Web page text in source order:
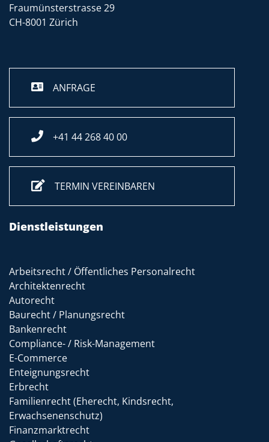
Fraumünsterstrasse 29
CH-8001 Zürich
ANFRAGE
+41 44 268 40 00
TERMIN VEREINBAREN
Dienstleistungen
Arbeitsrecht / Öffentliches Personalrecht
Architektenrecht
Autorecht
Baurecht / Planungsrecht
Bankenrecht
Compliance- / Risk-Management
E-Commerce
Enteignungsrecht
Erbrecht
Familienrecht (Eherecht, Kindsrecht,
Erwachsenenschutz)
Finanzmarktrecht